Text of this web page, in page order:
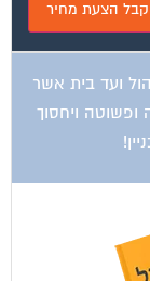
ועד בית אשר
ופשוטה ויחסוך